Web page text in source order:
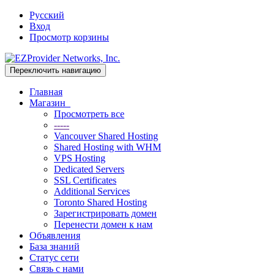
Русский
Вход
Просмотр корзины
Переключить навигацию
Главная
Магазин
Просмотреть все
-----
Vancouver Shared Hosting
Shared Hosting with WHM
VPS Hosting
Dedicated Servers
SSL Certificates
Additional Services
Toronto Shared Hosting
Зарегистрировать домен
Перенести домен к нам
Объявления
База знаний
Статус сети
Связь с нами